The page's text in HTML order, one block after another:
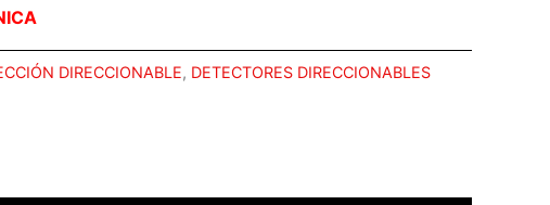
DIRECCIONABLE, DETECTORES DIRECCIONABLES